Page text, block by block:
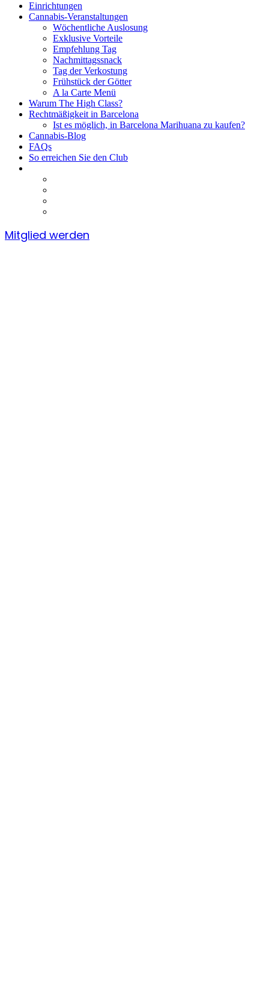
Einrichtungen
Cannabis-Veranstaltungen
Wöchentliche Auslosung
Exklusive Vorteile
Empfehlung Tag
Nachmittagssnack
Tag der Verkostung
Frühstück der Götter
A la Carte Menü
Warum The High Class?
Rechtmäßigkeit in Barcelona
Ist es möglich, in Barcelona Marihuana zu kaufen?
Cannabis-Blog
FAQs
So erreichen Sie den Club
Mitglied werden